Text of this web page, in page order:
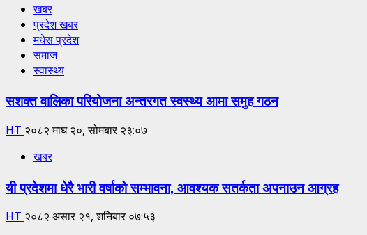
खबर
प्रदेश खबर
मधेस प्रदेश
समाज
स्वास्थ्य
सशक्त वालिका परियोजना अन्तरगत स्वस्थ्य आमा समुह गठन
HT २०८२ माघ २०, सोमबार २३:०७
खबर
यी प्रदेशमा धेरै भारी वर्षाको सम्भावना, आवश्यक सतर्कता अपनाउन आग्रह
HT २०८२ असार २१, शनिबार ०७:५३